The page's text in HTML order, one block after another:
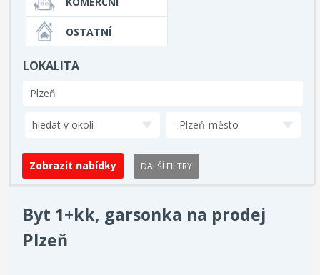
OSTATNÍ
LOKALITA
hledat v okolí - Plzeň-město
DALŠÍ FILTRY
Byt 1+kk, garsonka na prodej
Plzeň